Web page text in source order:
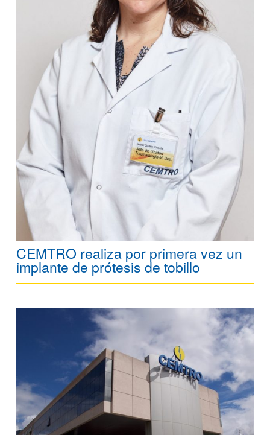
CEMTRO realiza por primera vez un
implante de prótesis de tobillo